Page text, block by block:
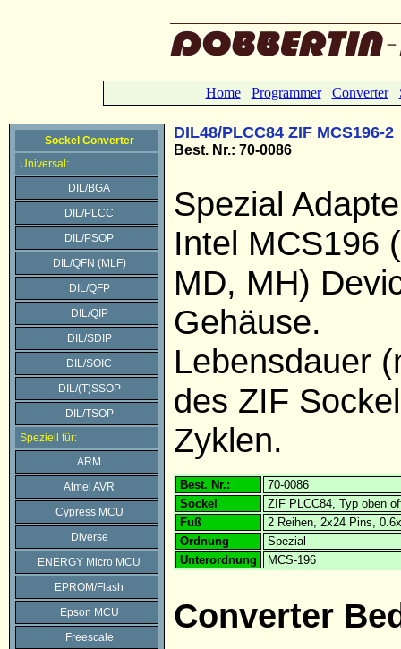
Home Programmer Converter
Sockel Converter
Universal:
DIL/BGA
DIL/PLCC
DIL/PSOP
DIL/QFN (MLF)
DIL/QFP
DIL/QIP
DIL/SDIP
DIL/SOIC
DIL/(T)SSOP
DIL/TSOP
Speziell für:
ARM
Atmel AVR
Cypress MCU
Diverse
ENERGY Micro MCU
EPROM/Flash
Epson MCU
Freescale
DIL48/PLCC84 ZIF MCS196-2
Best. Nr.: 70-0086
Spezial
Intel MCS196
MD, MH)
Gehäuse.
Lebensdauer
des ZIF
Zyklen.
Best. Nr.:
70-0086
Sockel
ZIF PLCC84, Typ oben
Fuß
2 Reihen, 2x24 Pins,
Ordnung
Spezial
Unterordnung
MCS-196
Converter